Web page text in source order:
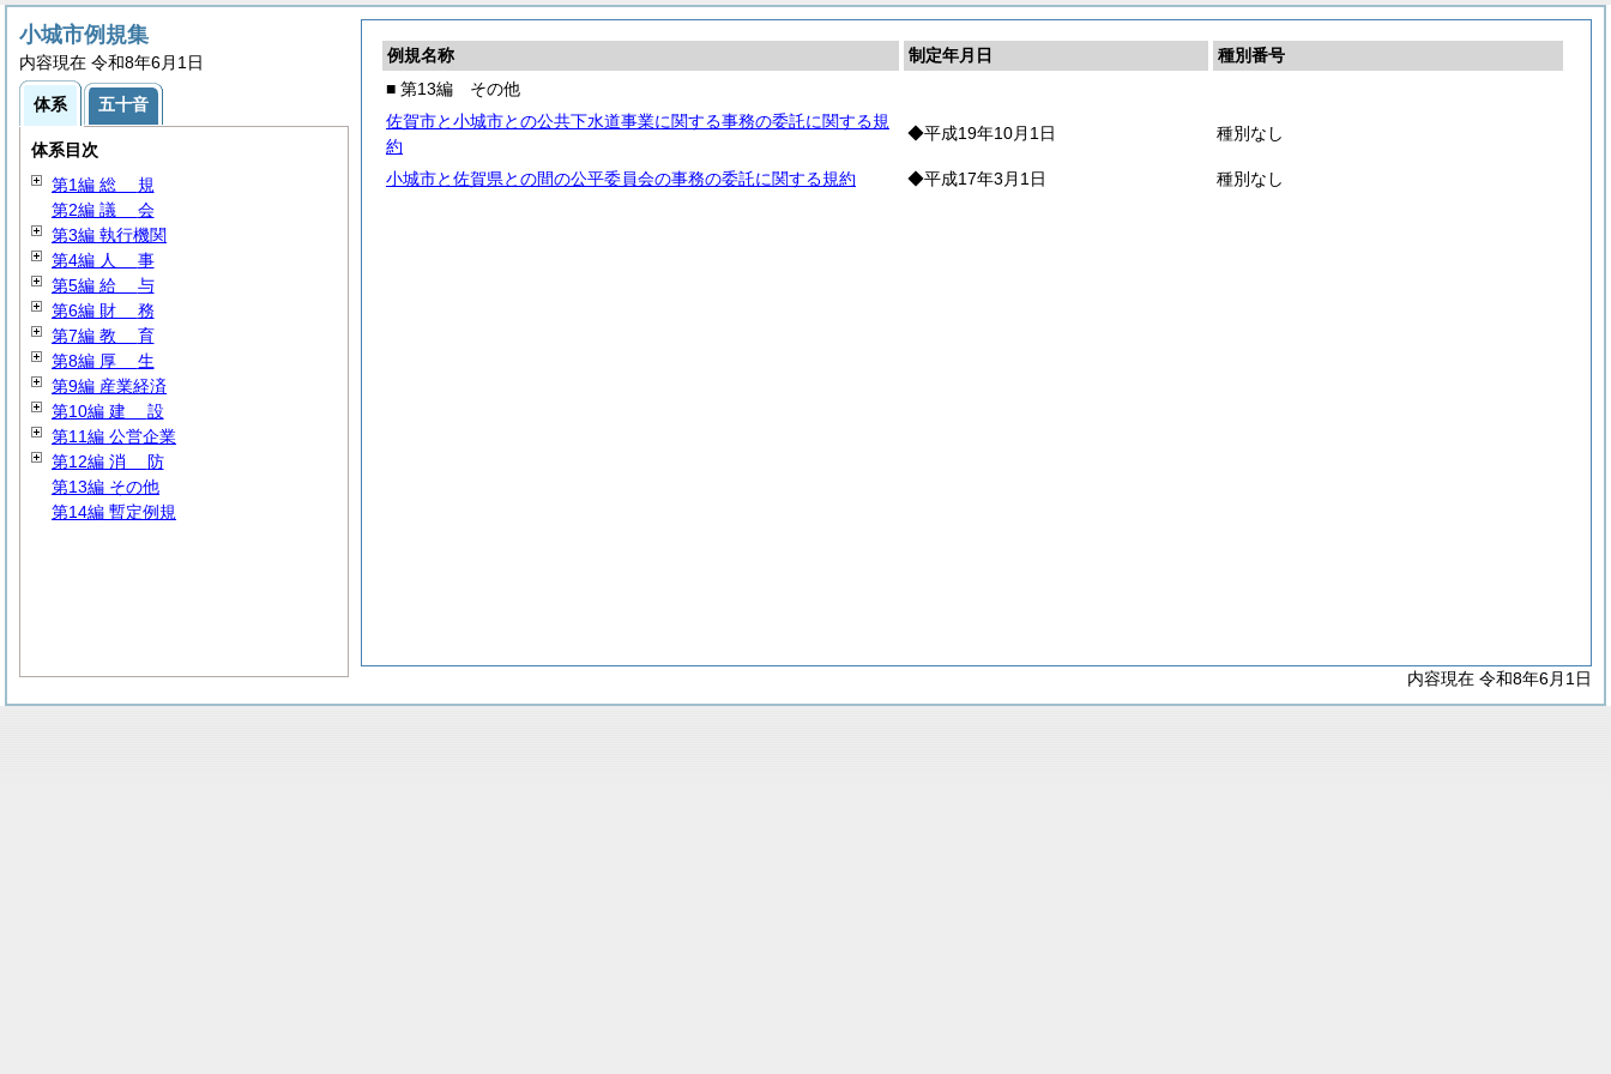
例規名称 制定年月日
種別番号
■ 第13編 その他
佐賀市と小城市との公共下水道事業に関する事務の委託に関する規
約
◆平成19年10月1日 種別なし
小城市と佐賀県との間の公平委員会の事務の委託に関する規約 ◆平成17年3月1日 種別なし
内容現在 令和8年6月1日
小城市例規集
内容現在 令和8年6月1日
体系 五十音
体系目次
第1編 総 規
第2編 議 会
第3編 執行機関
第4編 人 事
第5編 給 与
第6編 財 務
第7編 教 育
第8編 厚 生
第9編 産業経済
第10編 建 設
第11編 公営企業
第12編 消 防
第13編 その他
第14編 暫定例規